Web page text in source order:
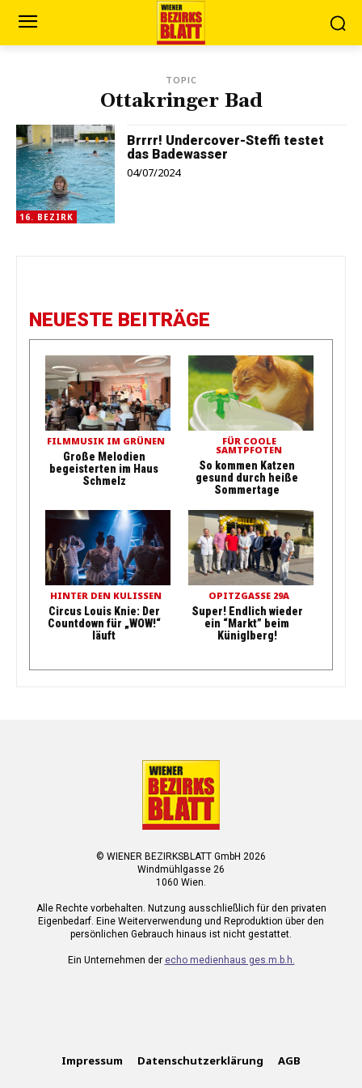
TOPIC
Ottakringer Bad
16. BEZIRK
Brrrr! Undercover-Steffi testet
das Badewasser
04/07/2024
NEUESTE BEITRÄGE
FILMMUSIK IM GRÜNEN
Große Melodien
begeisterten im Haus
Schmelz
FÜR COOLE
SAMTPFOTEN
So kommen Katzen
gesund durch heiße
Sommertage
HINTER DEN KULISSEN
Circus Louis Knie: Der
Countdown für „WOW!“
läuft
OPITZGASSE 29A
Super! Endlich wieder
ein “Markt” beim
Küniglberg!
© WIENER BEZIRKSBLATT GmbH 2026
Windmühlgasse 26
1060 Wien.
Alle Rechte vorbehalten. Nutzung ausschließlich für den privaten
Eigenbedarf. Eine Weiterverwendung und Reproduktion über den
persönlichen Gebrauch hinaus ist nicht gestattet.
Ein Unternehmen der echo medienhaus ges.m.b.h.
Impressum Datenschutzerklärung AGB